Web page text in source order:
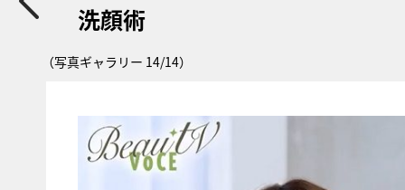
洗顔術
（写真ギャラリー 14/14）